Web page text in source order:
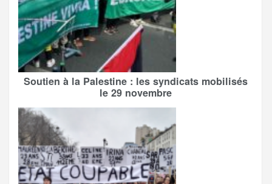
Soutien à la Palestine : les syndicats mobilisés
le 29 novembre